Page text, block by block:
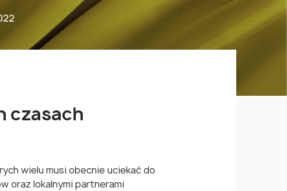
czasach
wielu musi obecnie uciekać do
oraz lokalnymi partnerami